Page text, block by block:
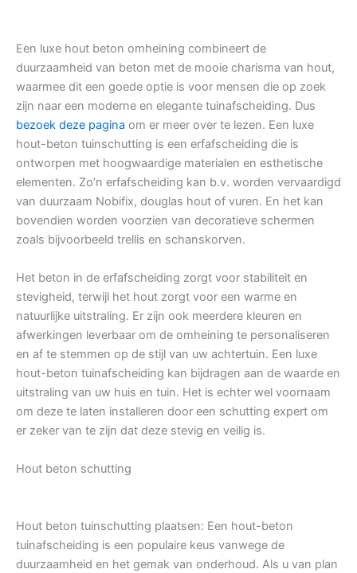
Een luxe hout beton omheining combineert de
duurzaamheid van beton met de mooie charisma van hout,
waarmee dit een goede optie is voor mensen die op zoek
zijn naar een moderne en elegante tuinafscheiding. Dus
bezoek deze pagina om er meer over te lezen. Een luxe
hout-beton tuinschutting is een erfafscheiding die is
ontworpen met hoogwaardige materialen en esthetische
elementen. Zo’n erfafscheiding kan b.v. worden vervaardigd
van duurzaam Nobifix, douglas hout of vuren. En het kan
bovendien worden voorzien van decoratieve schermen
zoals bijvoorbeeld trellis en schanskorven.
Het beton in de erfafscheiding zorgt voor stabiliteit en
stevigheid, terwijl het hout zorgt voor een warme en
natuurlijke uitstraling. Er zijn ook meerdere kleuren en
afwerkingen leverbaar om de omheining te personaliseren
en af te stemmen op de stijl van uw achtertuin. Een luxe
hout-beton tuinafscheiding kan bijdragen aan de waarde en
uitstraling van uw huis en tuin. Het is echter wel voornaam
om deze te laten installeren door een schutting expert om
er zeker van te zijn dat deze stevig en veilig is.
Hout beton schutting
Hout beton tuinschutting plaatsen: Een hout-beton
tuinafscheiding is een populaire keus vanwege de
duurzaamheid en het gemak van onderhoud. Als u van plan